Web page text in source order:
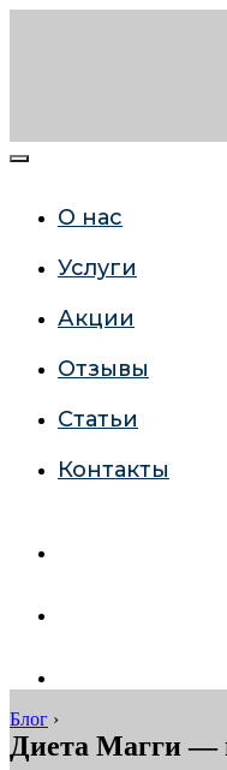
О нас
Услуги
Акции
Отзывы
Статьи
Контакты
Блог ›
Диета Магги —